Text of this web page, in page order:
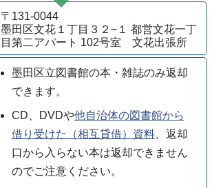
〒131-0044
墨田区文花１丁目３２−１ 都営文花一丁
目第二アパート 102号室 文花出張所
墨田区立図書館の本・雑誌のみ返却
できます。
CD、DVDや他自治体の図書館から
借り受けた（相互貸借）資料、返却
口から入らない本は返却できません
のでご注意ください。